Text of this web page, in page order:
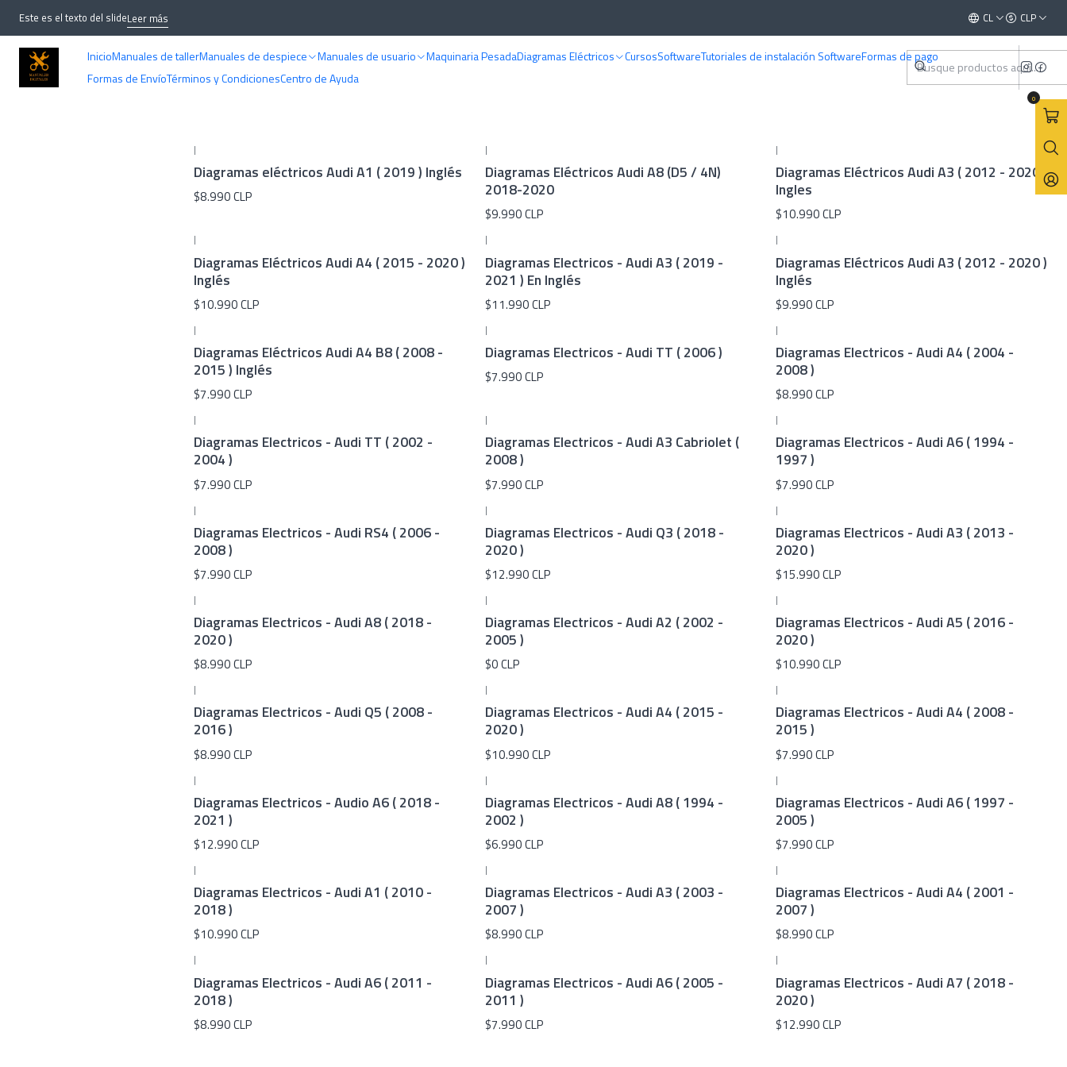
InicioManuales de tallerManuales de despiece Manuales de usuario Maquinaria PesadaDiagramas Eléctricos CursosSoftwareTutoriales de instalación SoftwareFormas de pago
Formas de EnvíoTérminos y CondicionesCentro de Ayuda
0
Este es el texto del slideLeer más CL CLP
Audi
|
Diagramas eléctricos Audi A1 ( 2019 ) Inglés
$8.990 CLP
|
Diagramas Eléctricos Audi A8 (D5 / 4N)
2018-2020
$9.990 CLP
|
Diagramas Eléctricos Audi A3 ( 2012 - 2020 )
Ingles
$10.990 CLP
|
Diagramas Eléctricos Audi A4 ( 2015 - 2020 )
Inglés
$10.990 CLP
|
Diagramas Electricos - Audi A3 ( 2019 -
2021 ) En Inglés
$11.990 CLP
|
Diagramas Eléctricos Audi A3 ( 2012 - 2020 )
Inglés
$9.990 CLP
|
Diagramas Eléctricos Audi A4 B8 ( 2008 -
2015 ) Inglés
$7.990 CLP
|
Diagramas Electricos - Audi TT ( 2006 )
$7.990 CLP
|
Diagramas Electricos - Audi A4 ( 2004 -
2008 )
$8.990 CLP
|
Diagramas Electricos - Audi TT ( 2002 -
2004 )
$7.990 CLP
|
Diagramas Electricos - Audi A3 Cabriolet (
2008 )
$7.990 CLP
|
Diagramas Electricos - Audi A6 ( 1994 -
1997 )
$7.990 CLP
|
Diagramas Electricos - Audi RS4 ( 2006 -
2008 )
$7.990 CLP
|
Diagramas Electricos - Audi Q3 ( 2018 -
2020 )
$12.990 CLP
|
Diagramas Electricos - Audi A3 ( 2013 -
2020 )
$15.990 CLP
|
Diagramas Electricos - Audi A8 ( 2018 -
2020 )
$8.990 CLP
|
Diagramas Electricos - Audi A2 ( 2002 -
2005 )
$0 CLP
|
Diagramas Electricos - Audi A5 ( 2016 -
2020 )
$10.990 CLP
|
Diagramas Electricos - Audi Q5 ( 2008 -
2016 )
$8.990 CLP
|
Diagramas Electricos - Audi A4 ( 2015 -
2020 )
$10.990 CLP
|
Diagramas Electricos - Audi A4 ( 2008 -
2015 )
$7.990 CLP
|
Diagramas Electricos - Audio A6 ( 2018 -
2021 )
$12.990 CLP
|
Diagramas Electricos - Audi A8 ( 1994 -
2002 )
$6.990 CLP
|
Diagramas Electricos - Audi A6 ( 1997 -
2005 )
$7.990 CLP
|
Diagramas Electricos - Audi A1 ( 2010 -
2018 )
$10.990 CLP
|
Diagramas Electricos - Audi A3 ( 2003 -
2007 )
$8.990 CLP
|
Diagramas Electricos - Audi A4 ( 2001 -
2007 )
$8.990 CLP
|
Diagramas Electricos - Audi A6 ( 2011 -
2018 )
$8.990 CLP
|
Diagramas Electricos - Audi A6 ( 2005 -
2011 )
$7.990 CLP
|
Diagramas Electricos - Audi A7 ( 2018 -
2020 )
$12.990 CLP